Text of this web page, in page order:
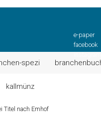
e-paper
facebook
spezi
kallmünz
Titel nach Emhof